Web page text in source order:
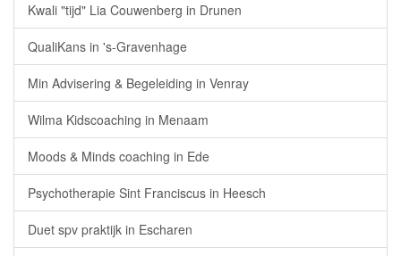
Kwali "tijd" Lia Couwenberg in Drunen
QualiKans in 's-Gravenhage
Min Advisering & Begeleiding in Venray
Wilma Kidscoaching in Menaam
Moods & Minds coaching in Ede
Psychotherapie Sint Franciscus in Heesch
Duet spv praktijk in Escharen